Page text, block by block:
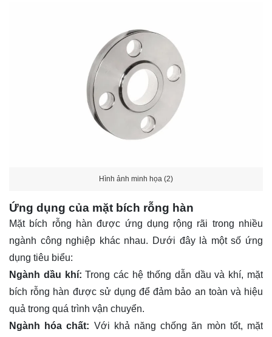
Hình ảnh minh họa (2)
Ứng dụng của mặt bích rỗng hàn
Mặt bích rỗng hàn được ứng dụng rộng rãi trong nhiều
ngành công nghiệp khác nhau. Dưới đây là một số ứng
dụng tiêu biểu:
Ngành dầu khí: Trong các hệ thống dẫn dầu và khí, mặt
bích rỗng hàn được sử dụng để đảm bảo an toàn và hiệu
quả trong quá trình vận chuyển.
Ngành hóa chất: Với khả năng chống ăn mòn tốt, mặt